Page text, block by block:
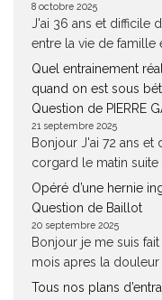
8 octobre 2025
J'ai 36 ans et difficile
entre la vie de famille
Quel entrainement
quand on est sous
Question de PIERRE
21 septembre 2025
Bonjour J'ai 72 ans
corgard le matin suite
Opéré d’une hernie
Question de Baillot
20 septembre 2025
Bonjour je me suis
mois apres la douleur
Tous nos plans